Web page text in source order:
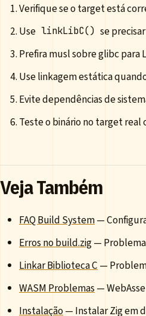
Verifique se o target está
Use linkLibC() se
Prefira musl sobre glibc para
Use linkagem estática
Evite dependências de
Teste o binário no target
Veja Também
FAQ Build System—
Erros no build.zig—
Linkar Biblioteca C —
WASM Problemas—
Instalação— Instalar Zig em